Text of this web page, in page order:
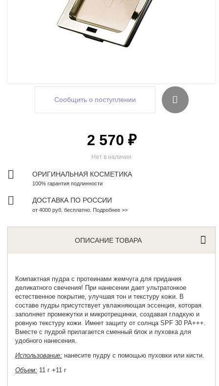
Сообщить о поступлении
Нет в наличии
2 570 ₽
ОРИГИНАЛЬНАЯ КОСМЕТИКА
100% гарантия подлинности
ДОСТАВКА ПО РОССИИ
от 4000 руб. бесплатно. Подробнее >>
ОПИСАНИЕ ТОВАРА
Компактная пудраc протеинами жемчуга для придания
деликатного свечения! При нанесении дает ультратонкое
естественное покрытие, улучшая тон и текстуру кожи. В
составе пудры присутствует увлажняющая эссенция, которая
заполняет промежутки и микротрещинки, создавая гладкую и
ровную текстуру кожи. Имеет защиту от солнца SPF 30 PA+++.
Вместе с пудрой прилагается сменный блок и пуховка для
удобного нанесения.
Использование: нанесите пудру с помощью пуховки или кисти.
Объем: 11 г +11 г